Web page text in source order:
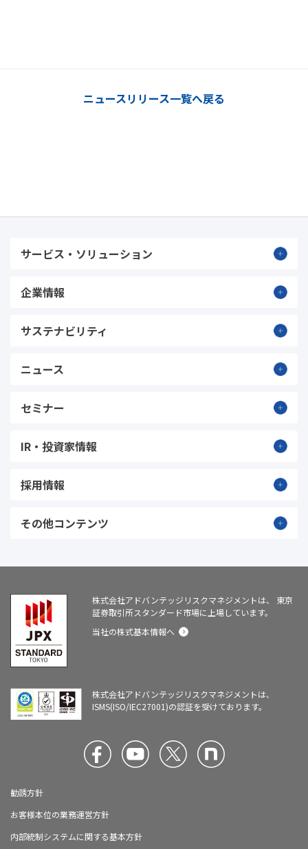
ニュースリリース一覧へ戻る
サービス・ソリューション
企業情報
サステナビリティ
ニュース
セミナー
IR・投資家情報
採用情報
その他コンテンツ
株式会社アドバンテッジリスクマネジメントは、
東京
証券取引所スタンダード市場に上場しています。
当社の株式基本情報へ
株式会社アドバンテッジリスクマネジメントは、
ISMS(ISO/IEC27001)の認証を受けております。
勧誘方針
お客様本位の業務運営方針
内部統制システムに関する基本方針